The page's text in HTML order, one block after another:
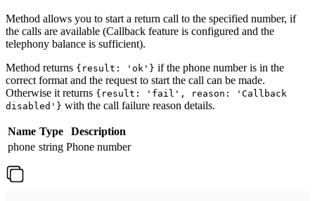
Method allows you to start a return call to the specified number, if
the calls are available (Callback feature is configured and the
telephony balance is sufficient).
Method returns {result: 'ok'} if the phone number is in the
correct format and the request to start the call can be made.
Otherwise it returns {result: 'fail', reason: 'Callback
disabled'} with the call failure reason details.
Name Type
Description
phone string Phone number